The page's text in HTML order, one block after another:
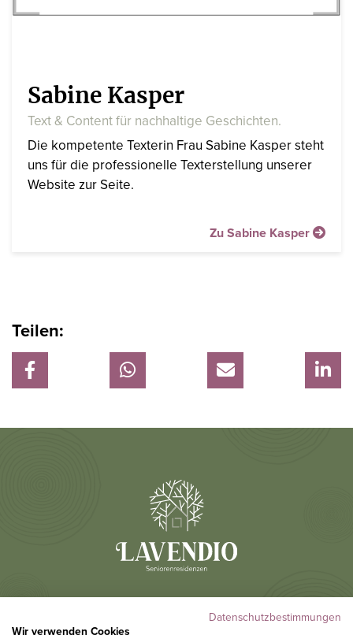
Sabine Kasper
Text & Content für nachhaltige Geschichten.
Die kompetente Texterin Frau Sabine Kasper steht
uns für die professionelle Texterstellung unserer
Website zur Seite.
Zu Sabine Kasper
Teilen:
Datenschutzbestimmungen
Wir verwenden Cookies